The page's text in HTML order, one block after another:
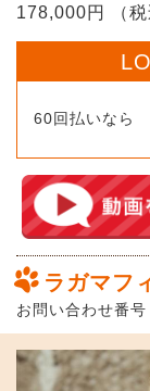
178,000円 （税
60回払いなら
ラガマフ
お問い合わせ番